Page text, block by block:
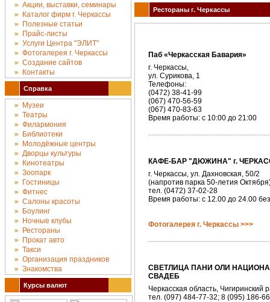
Акции, выставки, семинары
Каталог фирм г. Черкассы
Полезные статьи
Прайс-листы
Услуги Центра "ЭЛИТ"
Фотогалерея г. Черкассы
Создание сайтов
Контакты
Справка
Музеи
Театры
Филармония
Библиотеки
Молодёжные центры
Дворцы культуры
Кинотеатры
Зоопарк
Гостиницы
Фитнес
Салоны красоты
Боулинг
Ночные клубы
Рестораны
Прокат авто
Такси
Организация праздников
Знакомства
Курсы валют
Рестораны г. Черкассы
Паб «Черкасская Бавария»
г. Черкассы,
ул. Сурикова, 1
Телефоны:
(0472) 38-41-99
(067) 470-56-59
(067) 470-83-63
Время работы: с 10:00 до 21:00
КАФЕ-БАР "ДЮЖИНА" г.
г. Черкассы, ул. Дахновская, 50/2
(напротив парка 50-летия
тел. (0472) 37-02-28
Время работы: с 12.00 до 24.00
Фотогалерея г. Черкассы >>>
СВЕТЛИЦА ПАНИ ОЛИ
СВАДЕБ
Черкасская область, Чигиринский
тел. (097) 484-77-32; 8 (095) 186-